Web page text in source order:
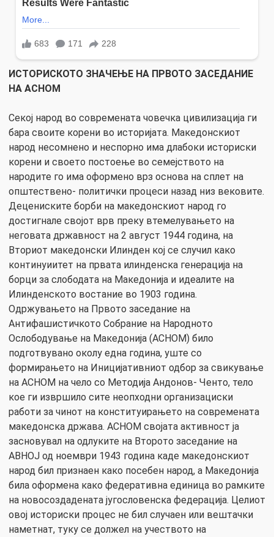
ИСТОРИСКОТО ЗНАЧЕЊЕ НА ПРВОТО ЗАСЕДАНИЕ
НА АСНОМ
Секој народ во современата човечка цивилизација ги
бара своите корени во историјата. Македонскиот
народ несомнено и неспорно има длабоки историски
корени и своето постоење во семејството на
народите го има оформено врз основа на сплет на
општествено- политички процеси назад низ вековите.
Децениските борби на македонскиот народ го
достигнале својот врв преку втемелувањето на
неговата државност на 2 август 1944 година, на
Вториот македонски Илинден кој се случил како
континуиитет на првата илинденска генерација на
борци за слободата на Македонија и идеалите на
Илинденското востание во 1903 година.
Одржувањето на Првото заседание на
Антифашистичкото Собрание на Народното
Ослободување на Македонија (АСНОМ) било
подготвувано околу една година, уште со
формирањето на Иницијативниот одбор за свикување
на АСНОМ на чело со Методија Андонов- Ченто, тело
кое ги извршило сите неопходни организациски
работи за чинот на конституирањето на современата
македонска држава. АСНОМ својата активност ја
засновувал на одлуките на Второто заседание на
АВНОЈ од ноември 1943 година каде македонскиот
народ бил признаен како посебен народ, а Македонија
била оформена како федеративна единица во рамките
на новосоздадената југословенска федерација. Целиот
овој историски процес не бил случаен или вештачки
наметнат, туку се должел на учеството на